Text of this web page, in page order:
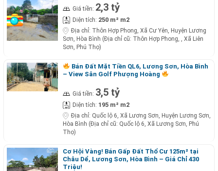
Giá tiền: 2,3 tỷ
Diện tích: 250 m² m2
Địa chỉ: Thôn Hợp Phong, Xã Cư Yên, Huyện Lương
Sơn, Hòa Bình (Địa chỉ cũ: Thôn Hợp Phong, , Xã Liên
Sơn, Phú Thọ)
Bán Đất Mặt Tiền QL6, Lương Sơn, Hòa Bình
– View Sân Golf Phượng Hoàng
Giá tiền: 3,5 tỷ
Diện tích: 195 m² m2
Địa chỉ: Quốc lộ 6, Xã Lương Sơn, Huyện Lương Sơn,
Hòa Bình (Địa chỉ cũ: Quốc lộ 6, Xã Lương Sơn, Phú
Thọ)
Cơ Hội Vàng! Bán Gấp Đất Thổ Cư 125m² tại
Châu Dể, Lương Sơn, Hòa Bình – Giá Chỉ 430
Triệu!